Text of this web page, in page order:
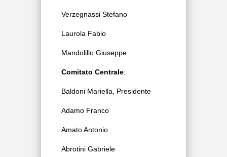
Verzegnassi Stefano
Laurola Fabio
Mandolillo Giuseppe
Comitato Centrale:
Baldoni Mariella, Presidente
Adamo Franco
Amato Antonio
Abrotini Gabriele